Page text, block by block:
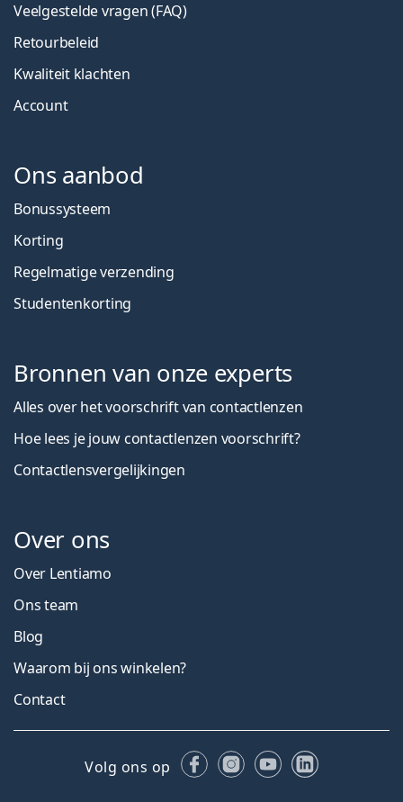
Veelgestelde vragen (FAQ)
Retourbeleid
Kwaliteit klachten
Account
Ons aanbod
Bonussysteem
Korting
Regelmatige verzending
Studentenkorting
Bronnen van onze experts
Alles over het voorschrift van contactlenzen
Hoe lees je jouw contactlenzen voorschrift?
Contactlensvergelijkingen
Over ons
Over Lentiamo
Ons team
Blog
Waarom bij ons winkelen?
Contact
Volg ons op FacebookInstagram
YouTubeLinkedIn